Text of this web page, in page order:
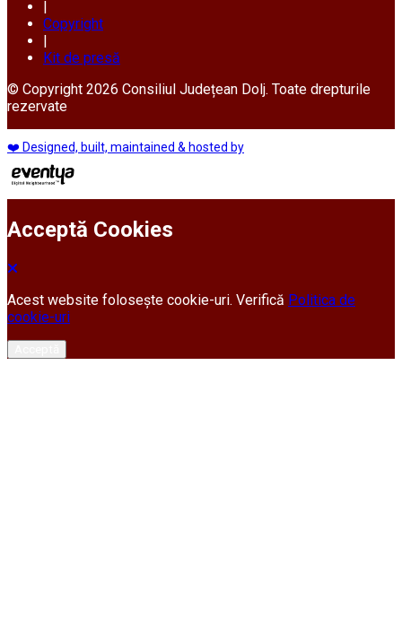
Copyright
Kit de presă
© Copyright 2026 Consiliul Județean Dolj. Toate drepturile
rezervate
❤️ Designed, built, maintained & hosted by
Acceptă Cookies
Acest website folosește cookie-uri. Verifică Politica de
cookie-uri